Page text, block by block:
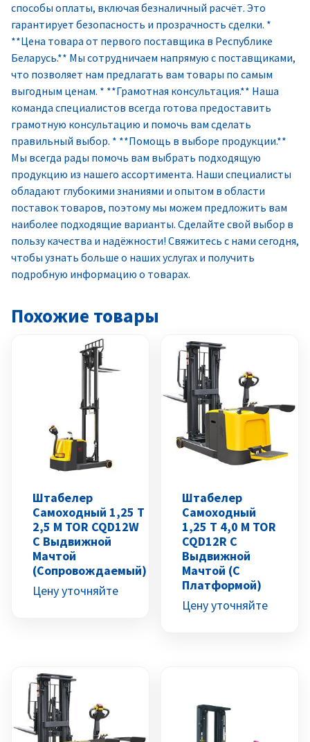
способы оплаты, включая безналичный расчёт. Это
гарантирует безопасность и прозрачность сделки. *
**Цена товара от первого поставщика в Республике
Беларусь.** Мы сотрудничаем напрямую с поставщиками,
что позволяет нам предлагать вам товары по самым
выгодным ценам. * **Грамотная консультация.** Наша
команда специалистов всегда готова предоставить
грамотную консультацию и помочь вам сделать
правильный выбор. * **Помощь в выборе продукции.**
Мы всегда рады помочь вам выбрать подходящую
продукцию из нашего ассортимента. Наши специалисты
обладают глубокими знаниями и опытом в области
поставок товаров, поэтому мы можем предложить вам
наиболее подходящие варианты. Сделайте свой выбор в
пользу качества и надёжности! Свяжитесь с нами сегодня,
чтобы узнать больше о наших услугах и получить
подробную информацию о товарах.
Похожие товары
Штабелер
Самоходный 1,25 Т
2,5 М TOR CQD12W
С Выдвижной
Мачтой
(сопровождаемый)
Цену уточняйте
Штабелер
Самоходный
1,25 Т 4,0 М TOR
CQD12R С
Выдвижной
Мачтой (с
Платформой)
Цену уточняйте